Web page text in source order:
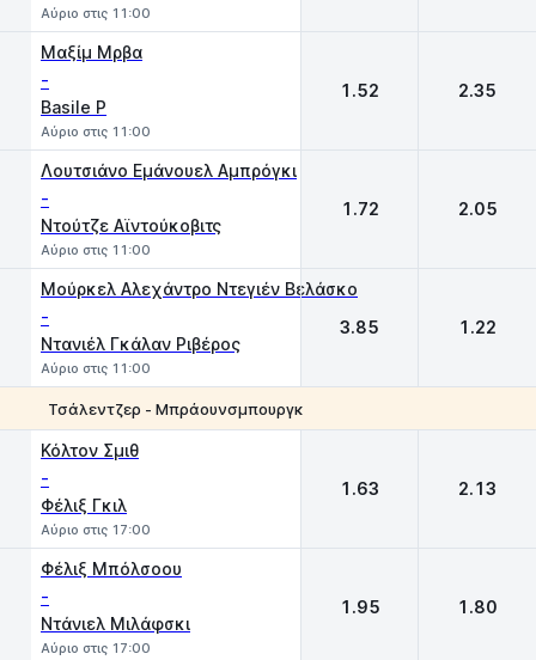
Αύριο στις 11:00
Μαξίμ Μρβα
-
Basile P
Αύριο στις 11:00
1.52 2.35
Λουτσιάνο Εμάνουελ Αμπρόγκι
-
Ντούτζε Αϊντούκοβιτς
Αύριο στις 11:00
1.72 2.05
Μούρκελ Αλεχάντρο Ντεγιέν Βελάσκο
-
Ντανιέλ Γκάλαν Ριβέρος
Αύριο στις 11:00
3.85 1.22
Τσάλεντζερ - Μπράουνσμπουργκ
Κόλτον Σμιθ
-
Φέλιξ Γκιλ
Αύριο στις 17:00
1.63 2.13
Φέλιξ Μπόλσοου
-
Ντάνιελ Μιλάφσκι
Αύριο στις 17:00
1.95 1.80